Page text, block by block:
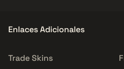
Enlaces Adicionales
Trade Skins